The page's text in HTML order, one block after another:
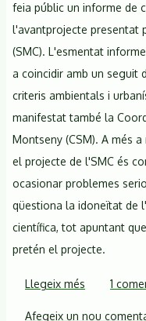
feia públic un informe de
l'avantprojecte presentat
(SMC). L'esmentat
a coincidir amb un seguit
criteris ambientals i
manifestat també la
Montseny (CSM). A més
el projecte de l'SMC és
ocasionar problemes
qüestiona la idoneïtat de
científica, tot apuntant
pretén el projecte.
Llegeix més sobre1
Afegeix un nou